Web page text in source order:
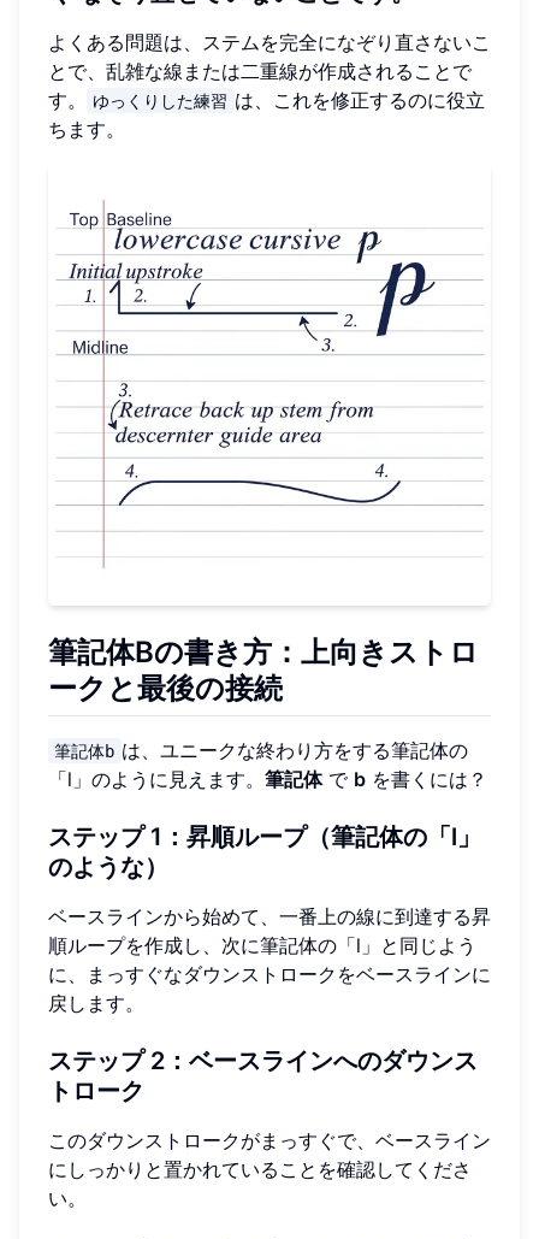
よくある問題は、ステムを完全になぞり直さないこ
とで、乱雑な線または二重線が作成されることで
す。
ゆっくりした練習 は、これを修正するのに役立
ちます。
筆記体Bの書き方：上向きストロ
ークと最後の接続
筆記体b は、ユニークな終わり方をする筆記体の
「l」のように見えます。 筆記体で b を書くには？
ステップ 1：昇順ループ（筆記体の「l」
のような）
ベースラインから始めて、一番上の線に到達する昇
順ループを作成し、次に筆記体の「l」と同じよう
に、まっすぐなダウンストロークをベースラインに
戻します。
ステップ 2：ベースラインへのダウンス
トローク
このダウンストロークがまっすぐで、ベースライン
にしっかりと置かれていることを確認してくださ
い。